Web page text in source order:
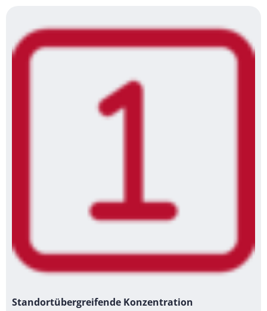
Standortübergreifende Konzentration